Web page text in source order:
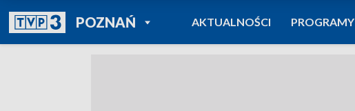
POZNAŃPOWRÓT DO
TVP REGIONY
AKTUALNOŚCI PROGRAMY